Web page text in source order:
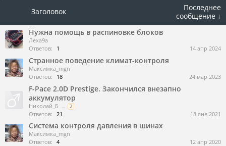
Заголовок
Последнее
сообщение ↓
Нужна помощь в распиновке блоков
Леха9а
Ответов:
1 14 апр 2024
Странное поведение климат-контроля
Максимка_mgn
Ответов:
18 24 мар 2023
F-Pace 2.0D Prestige. Закончился внезапно
аккумулятор
Николай_Б ... 2
Ответов: 21 18 янв 2021
Система контроля давления в шинах
Максимка_mgn
Ответов: 4 12 апр 2020